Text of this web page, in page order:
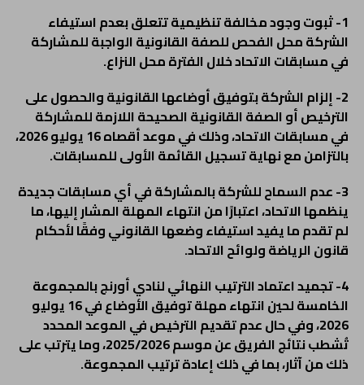
1- ثبوت وجود مخالفة تنظيمية تتعلق بعدم استيفاء
الشركة محل الفحص للصفة القانونية الواجبة للمشاركة
في مسابقات الاتحاد خلال الفترة محل النزاع.
2- إلزام الشركة بتوفيق أوضاعها القانونية والحصول على
الترخيص أو الصفة القانونية الصحيحة اللازمة للمشاركة
في مسابقات الاتحاد، وذلك في موعد أقصاه 16 يوليو 2026،
بالتزامن مع نهاية تسجيل القائمة الأولى للمسابقات.
3- عدم السماح للشركة بالمشاركة في أي مسابقات جديدة
ينظمها الاتحاد، اعتبارًا من انتهاء المهلة المشار إليها، ما
لم تقدم ما يفيد استيفاء وضعها القانوني وفقًا لأحكام
قانون الرياضة ولوائح الاتحاد.
4- تجميد اعتماد الترتيب النهائي لنادي أورنج بالمجموعة
الخامسة لحين انتهاء مهلة توفيق الأوضاع في 16 يوليو
2026، وفي حال عدم تقديم الترخيص في الموعد المحدد
تُشطب نتائج الفريق عن موسم 2025/2026، وما يترتب على
ذلك من آثار، بما في ذلك إعادة ترتيب المجموعة.